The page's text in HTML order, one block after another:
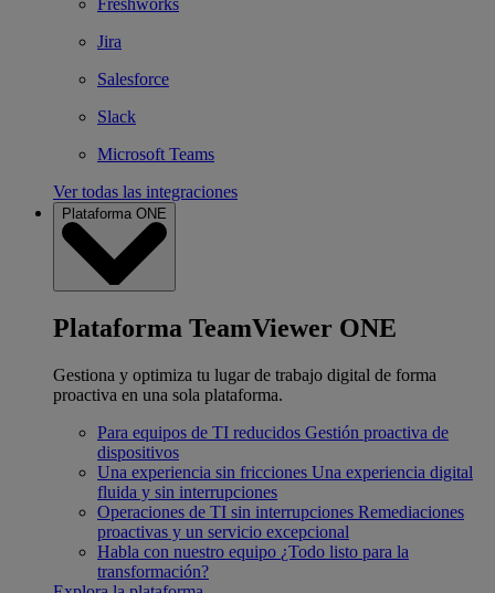
Freshworks
Jira
Salesforce
Slack
Microsoft Teams
Ver todas las integraciones
Plataforma ONE
Plataforma TeamViewer ONE
Gestiona y optimiza tu lugar de trabajo digital de forma
proactiva en una sola plataforma.
Para equipos de TI reducidos Gestión proactiva de
dispositivos
Una experiencia sin fricciones Una experiencia digital
fluida y sin interrupciones
Operaciones de TI sin interrupciones Remediaciones
proactivas y un servicio excepcional
Habla con nuestro equipo ¿Todo listo para la
transformación?